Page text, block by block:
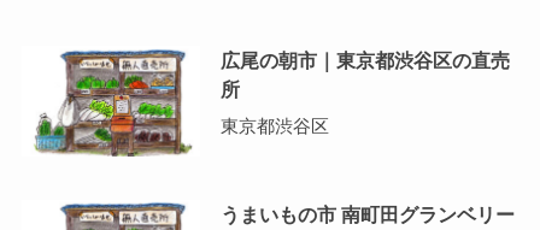
広尾の朝市｜東京都渋谷区の直売
所
東京都渋谷区
うまいもの市 南町田グランベリー